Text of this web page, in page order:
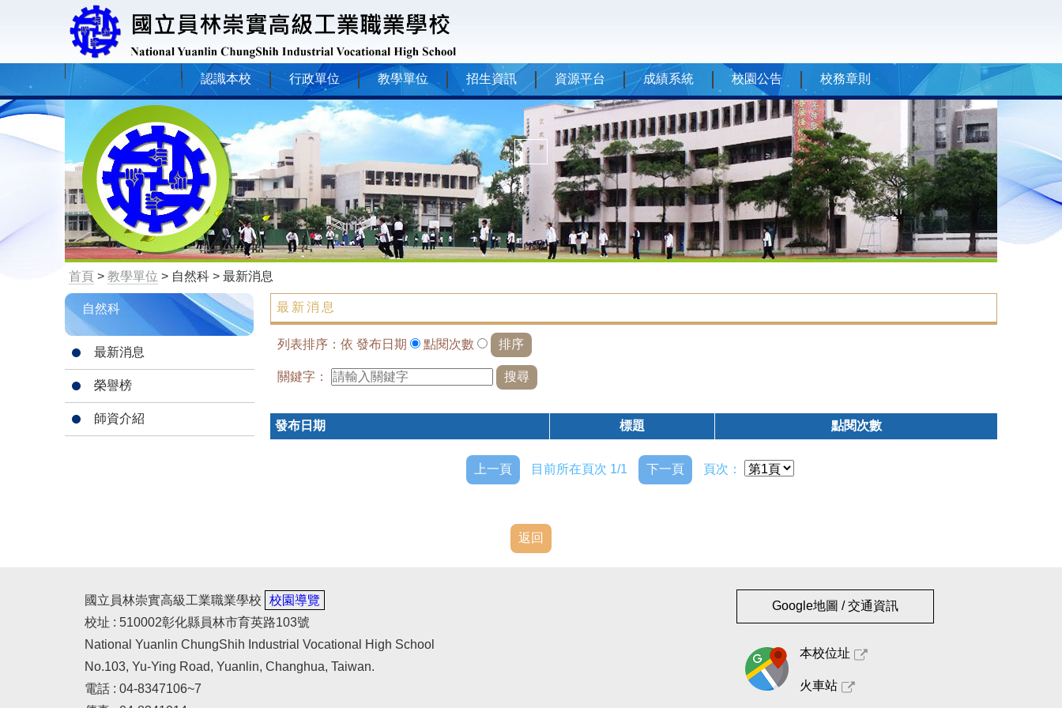
認識本校 行政單位 教學單位 招生資訊 資源平台 成績系統 校園公告 校務章則
首頁 > 教學單位 > 自然科 > 最新消息
自然科
最新消息
榮譽榜
師資介紹
最新消息
列表排序：依 發布日期 點閱次數
關鍵字：
發布日期 標題 點閱次數
上一頁 目前所在頁次 1/1 下一頁 頁次：
返回
國立員林崇實高級工業職業學校
校園導覽
校址 : 510002彰化縣員林市育英路103號
National Yuanlin ChungShih Industrial Vocational High School
No.103, Yu-Ying Road, Yuanlin, Changhua, Taiwan.
電話 : 04-8347106~7
Google地圖 / 交通資訊
本校位址
火車站